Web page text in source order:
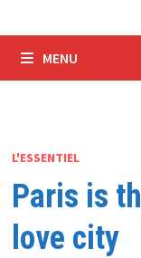
MENU
L'ESSENTIEL
Paris is
love city